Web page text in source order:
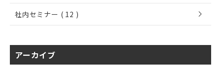
社内セミナー ( 12 ) chevron_right
アーカイブ